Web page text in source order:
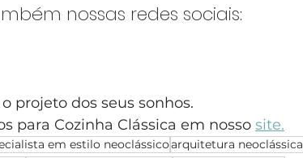
nossas redes sociais:
projeto dos seus sonhos.
para Cozinha Clássica em nosso site.
em estilo neoclássicoarquitetura neoclássica